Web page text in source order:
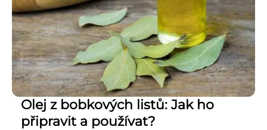
Olej z bobkových listů: Jak ho
připravit a používat?